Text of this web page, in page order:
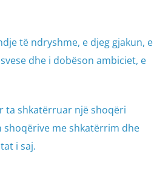
të ndryshme, e djeg gjakun, e
dhe i dobëson ambiciet, e
ta shkatërruar një shoqëri
shoqërive me shkatërrim dhe
i saj.